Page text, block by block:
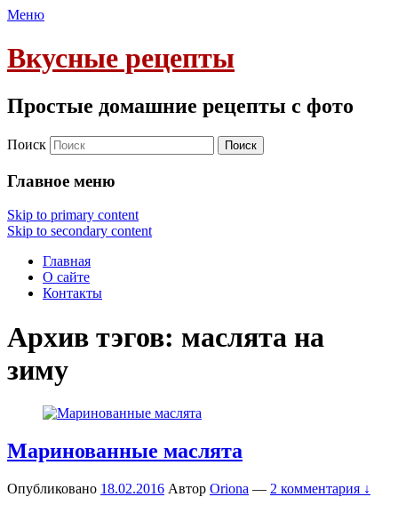
Меню
Вкусные рецепты
Простые домашние рецепты с фото
Поиск
Главное меню
Skip to primary content
Skip to secondary content
Главная
О сайте
Контакты
Архив тэгов: маслята на
зиму
Маринованные маслята
Опубликовано 18.02.2016 Автор Oriona — 2 комментария ↓